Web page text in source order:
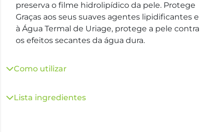
preserva o filme hidrolipídico da pele. Protege
Graças aos seus suaves agentes lipidificantes e
à Água Termal de Uriage, protege a pele contra
os efeitos secantes da água dura.
Como utilizar
Lista ingredientes